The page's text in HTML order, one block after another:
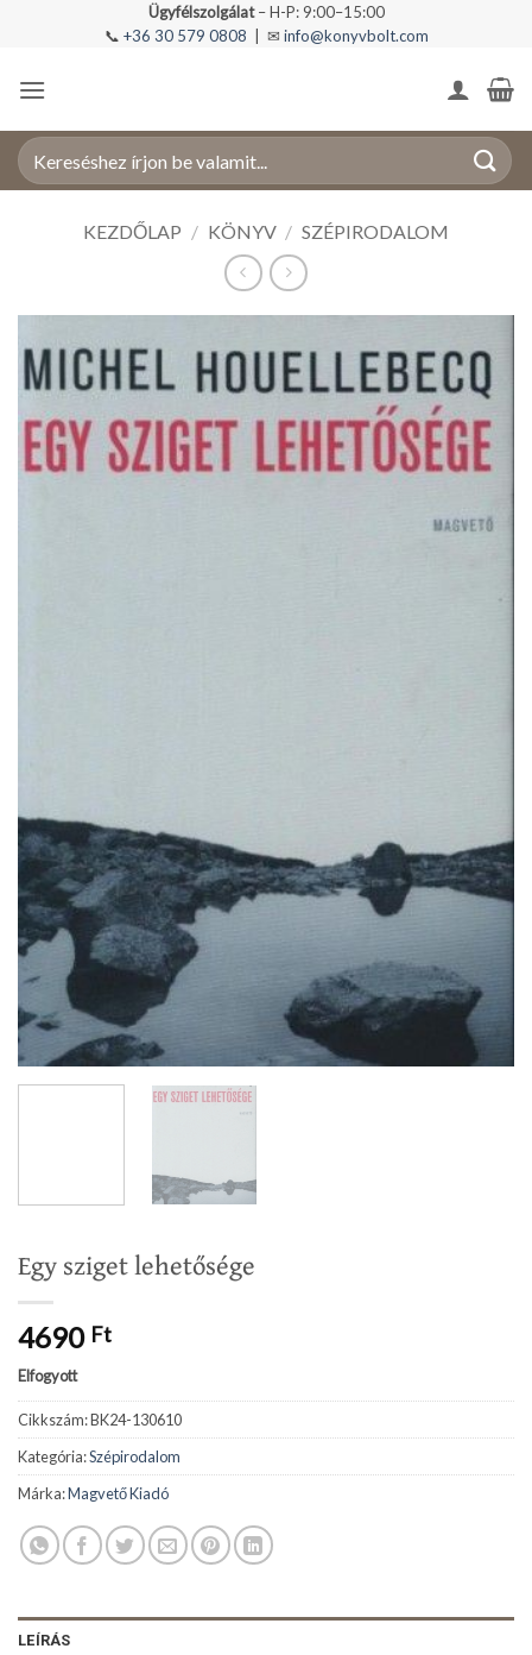
Ügyfélszolgálat– H-P: 9:00–15:00
📞 +36 30 579 0808 | ✉ info@konyvbolt.com
Keresés
a
KEZDŐLAP / KÖNYV / SZÉPIRODALOM
Egy sziget lehetősége
4690 Ft
Elfogyott
Cikkszám:BK24-130610
Kategória:Szépirodalom
Márka:Magvető Kiadó
LEÍRÁS